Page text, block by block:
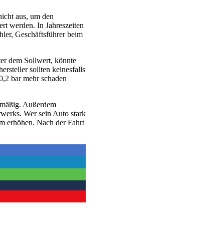
aus, um den
werden. In Jahreszeiten
Geschäftsführer beim
dem Sollwert, könnte
sollten keinesfalls
bar mehr schaden
Außerdem
Wer sein Auto stark
erhöhen. Nach der Fahrt